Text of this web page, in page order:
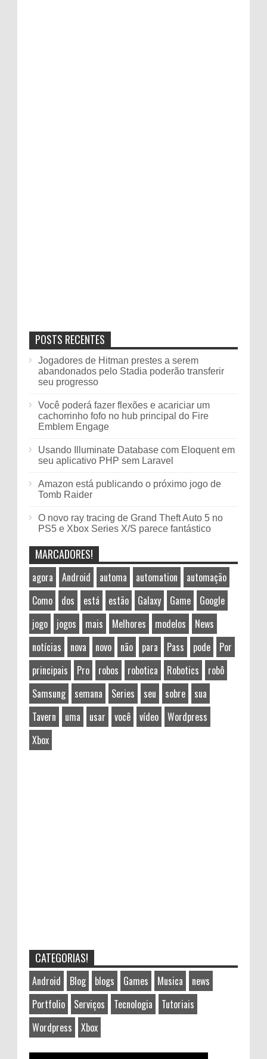
POSTS RECENTES
Jogadores de Hitman prestes a serem
abandonados pelo Stadia poderão transferir
seu progresso
Você poderá fazer flexões e acariciar um
cachorrinho fofo no hub principal do Fire
Emblem Engage
Usando Illuminate Database com Eloquent em
seu aplicativo PHP sem Laravel
Amazon está publicando o próximo jogo de
Tomb Raider
O novo ray tracing de Grand Theft Auto 5 no
PS5 e Xbox Series X/S parece fantástico
MARCADORES!
agora Android automa automation
automação
Como
dos está estão Galaxy Game
Google
jogo
jogos mais Melhores modelos
News
notícias
nova novo não para Pass pode
Por
principais
Pro robos robotica Robotics
robô
Samsung
semana Series seu sobre
sua
Tavern
uma usar você vídeo
Wordpress
Xbox
CATEGORIAS!
Android Blog blogs Games Musica
news
Portfolio
Serviços Tecnologia
Tutoriais
Wordpress
Xbox